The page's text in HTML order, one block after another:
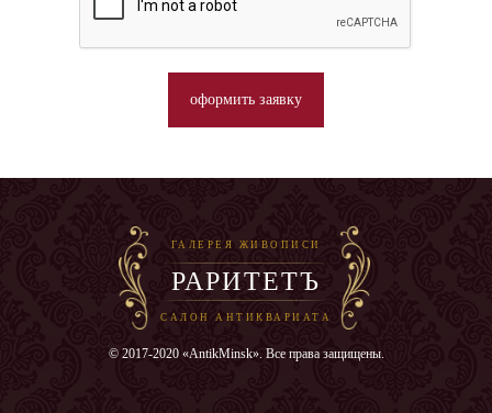
оформить заявку
ГАЛЕРЕЯ ЖИВОПИСИ
РАРИТЕТЪ
САЛОН АНТИКВАРИАТА
© 2017-2020 «AntikMinsk». Все права защищены.